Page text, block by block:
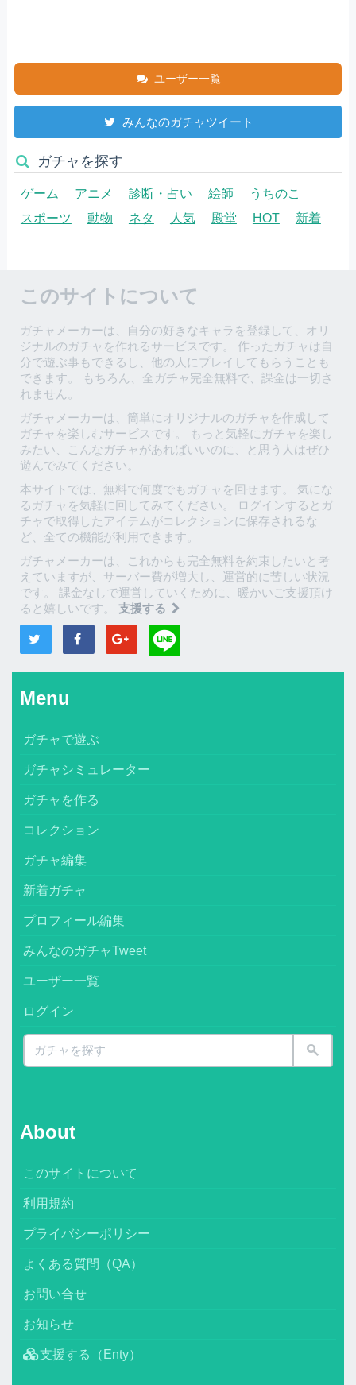
ユーザー一覧
みんなのガチャツイート
ガチャを探す
ゲーム アニメ 診断・占い 絵師
うちのこ
スポーツ
動物 ネタ 人気 殿堂 HOT 新着
このサイトについて
ガチャメーカーは、自分の好きなキャラを登録して、オリ
ジナルのガチャを作れるサービスです。 作ったガチャは自
分で遊ぶ事もできるし、他の人にプレイしてもらうことも
できます。 もちろん、全ガチャ完全無料で、課金は一切さ
れません。
ガチャメーカーは、簡単にオリジナルのガチャを作成して
ガチャを楽しむサービスです。 もっと気軽にガチャを楽し
みたい、こんなガチャがあればいいのに、と思う人はぜひ
遊んでみてください。
本サイトでは、無料で何度でもガチャを回せます。 気にな
るガチャを気軽に回してみてください。 ログインするとガ
チャで取得したアイテムがコレクションに保存されるな
ど、全ての機能が利用できます。
ガチャメーカーは、これからも完全無料を約束したいと考
えていますが、サーバー費が増大し、運営的に苦しい状況
です。 課金なしで運営していくために、暖かいご支援頂け
ると嬉しいです。 支援する
Menu
ガチャで遊ぶ
ガチャシミュレーター
ガチャを作る
コレクション
ガチャ編集
新着ガチャ
プロフィール編集
みんなのガチャTweet
ユーザー一覧
ログイン
About
このサイトについて
利用規約
プライバシーポリシー
よくある質問（QA）
お問い合せ
お知らせ
支援する（Enty）